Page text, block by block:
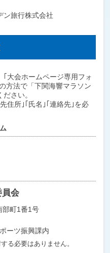
ン旅行株式会社
大会ホームページ専用フォ
方法で「下関海響マラソン
さい。
住所｣｢氏名｣｢連絡先｣を必
員会
部町1番1号
ーツ振興課内
る必要はありません。